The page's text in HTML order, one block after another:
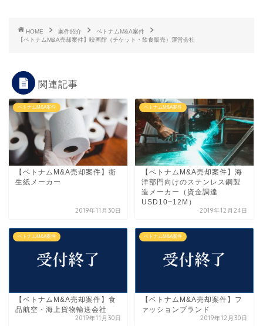
HOME 案件紹介
ベトナムM&A案件
【ベトナムM&A売却案件】映画館（チケット・飲食販売）運営会社
関連記事
ベトナムM&A案件
【ベトナムM&A売却案件】衛
生紙メーカー
2019年11月30日
ベトナムM&A案件
【ベトナムM&A売却案件】海
洋部門向けのステンレス鋼製
造メーカー（資金調達
USD10~12M）
2019年12月24日
ベトナムM&A案件
【ベトナムM&A売却案件】食
品航空・海上貨物輸送会社
2019年11月30日
ベトナムM&A案件
【ベトナムM&A売却案件】フ
ァッションブランド
2019年12月30日